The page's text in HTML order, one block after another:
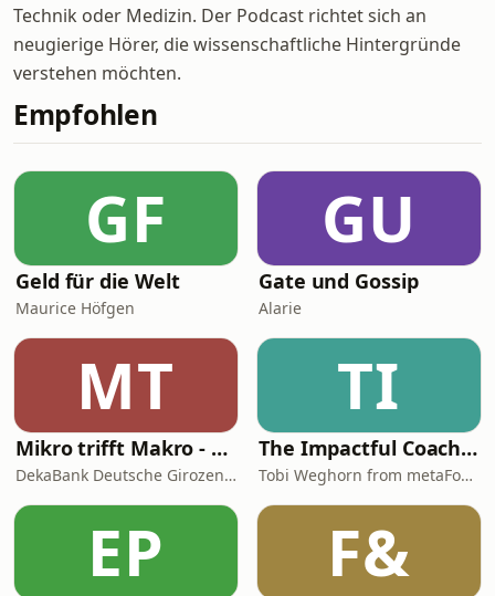
Technik oder Medizin. Der Podcast richtet sich an
neugierige Hörer, die wissenschaftliche Hintergründe
verstehen möchten.
Empfohlen
GF
Geld für die Welt
Maurice Höfgen
GU
Gate und Gossip
Alarie
MT
Mikro trifft Makro - Das Finanzmarktgespräch
DekaBank Deutsche Girozentrale
TI
The Impactful Coach: Learn Coaching Skills & Coaching Demos
Tobi Weghorn from metaFox Coaching Tools
EP F&